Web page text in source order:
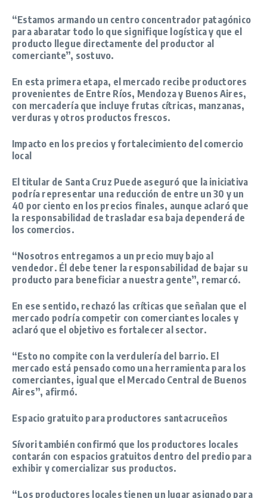
“Estamos armando un centro concentrador patagónico
para abaratar todo lo que signifique logística y que el
producto llegue directamente del productor al
comerciante”, sostuvo.
En esta primera etapa, el mercado recibe productores
provenientes de Entre Ríos, Mendoza y Buenos Aires,
con mercadería que incluye frutas cítricas, manzanas,
verduras y otros productos frescos.
Impacto en los precios y fortalecimiento del comercio
local
El titular de Santa Cruz Puede aseguró que la iniciativa
podría representar una reducción de entre un 30 y un
40 por ciento en los precios finales, aunque aclaró que
la responsabilidad de trasladar esa baja dependerá de
los comercios.
“Nosotros entregamos a un precio muy bajo al
vendedor. Él debe tener la responsabilidad de bajar su
producto para beneficiar a nuestra gente”, remarcó.
En ese sentido, rechazó las críticas que señalan que el
mercado podría competir con comerciantes locales y
aclaró que el objetivo es fortalecer al sector.
“Esto no compite con la verdulería del barrio. El
mercado está pensado como una herramienta para los
comerciantes, igual que el Mercado Central de Buenos
Aires”, afirmó.
Espacio gratuito para productores santacruceños
Sívori también confirmó que los productores locales
contarán con espacios gratuitos dentro del predio para
exhibir y comercializar sus productos.
“Los productores locales tienen un lugar asignado para